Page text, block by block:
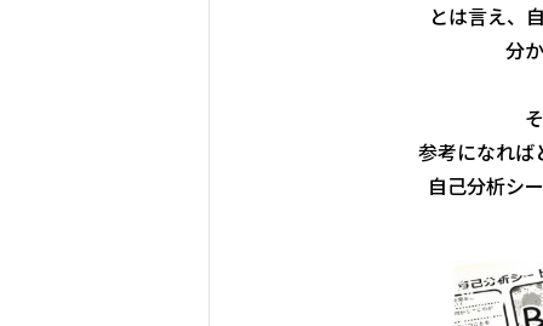
とは言え、
分
参考になれば
自己分析シ